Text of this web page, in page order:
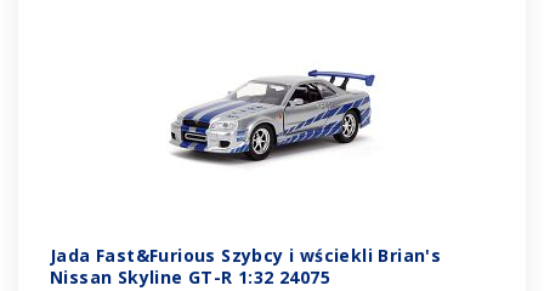
Jada Fast&Furious Szybcy i wściekli Brian's
Nissan Skyline GT-R 1:32 24075